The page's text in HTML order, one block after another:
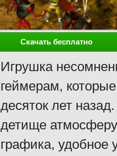
Скачать бесплатно
Игрушка
геймерам,
десяток лет
детище
графика, удобное